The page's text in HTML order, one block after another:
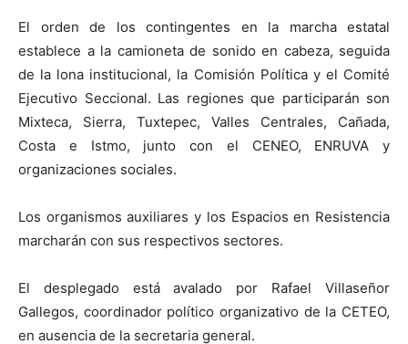
El orden de los contingentes en la marcha estatal
establece a la camioneta de sonido en cabeza, seguida
de la lona institucional, la Comisión Política y el Comité
Ejecutivo Seccional. Las regiones que participarán son
Mixteca, Sierra, Tuxtepec, Valles Centrales, Cañada,
Costa e Istmo, junto con el CENEO, ENRUVA y
organizaciones sociales.
Los organismos auxiliares y los Espacios en Resistencia
marcharán con sus respectivos sectores.
El desplegado está avalado por Rafael Villaseñor
Gallegos, coordinador político organizativo de la CETEO,
en ausencia de la secretaria general.